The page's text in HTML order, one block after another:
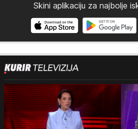
Skini aplikaciju za najbolje